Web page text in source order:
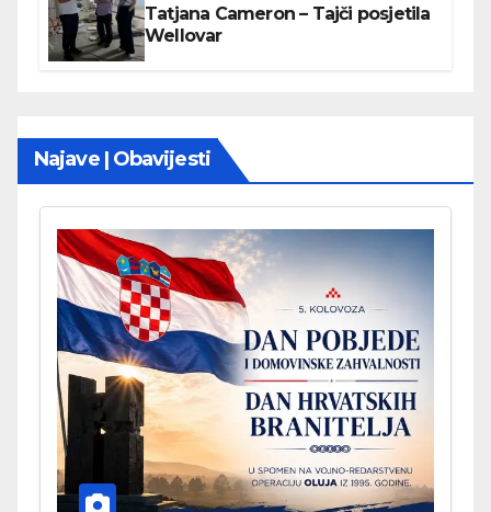
Tatjana Cameron – Tajči posjetila
Wellovar
Najave | Obavijesti